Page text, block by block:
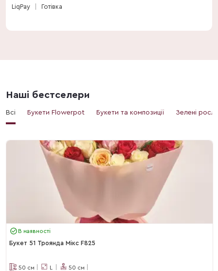
LiqPay Готівка
Наші бестселери
Всі Букети Flowerpot Букети та композиції Зелені
В наявності
Букет 51 Троянда Мікс F825
50 см L 50 см